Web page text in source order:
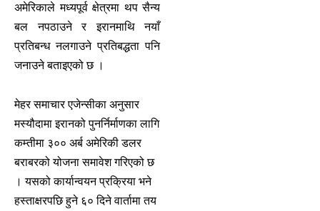
अमेरिकाले मध्यपूर्व क्षेत्रमा थप सैन्य
बल नपठाउने र इरानमाथि नयाँ
प्रतिबन्ध नलगाउने प्रतिबद्धता पनि
जनाउने बताइएको छ ।
मेहर समाचार एजेन्सीका अनुसार
मस्यौदामा इरानको पुनर्निर्माणका लागि
कम्तीमा ३०० अर्ब अमेरिकी डलर
बराबरको योजना समावेश गरिएको छ
। यसको कार्यान्वयन प्रक्रिया भने
हस्ताक्षरपछि हुने ६० दिने वार्तामा तय